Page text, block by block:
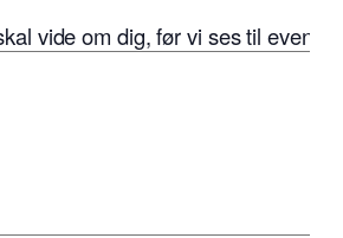
vide om dig, før vi ses til